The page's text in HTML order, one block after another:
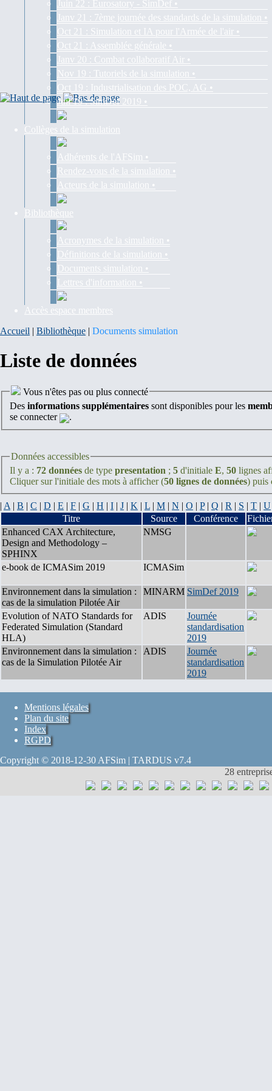
Juin 22 : Eurosatory - SimDef •
Janv 21 : 7ème journée des standards de la simulation •
Oct 21 : Simulation et IA pour l'Armée de l'air •
Oct 21 : Assemblée générale •
Janv 20 : Combat collaboratif Air •
Nov 19 : Tutoriels de la simulation •
Oct 19 : Industrialisation des POC, AG •
Juil 19 : SimDef 2019 •
Collèges de la simulation
Adhérents de l'AFSim •
Rendez-vous de la simulation •
Acteurs de la simulation •
Bibliothèque
Acronymes de la simulation •
Définitions de la simulation •
Documents simulation •
Lettres d'information •
Accès espace membres
Accueil | Bibliothèque | Documents simulation
Liste de données
Vous n'êtes pas ou plus connecté
Des informations supplémentaires sont disponibles pour les
se connecter
.
Données accessibles
Il y a : 72 données de type presentation ; 5 d'initiale E, 50 lignes
Cliquer sur l'initiale des mots à afficher (50 lignes de données) puis
| A | B | C | D | E | F | G | H | I | J | K | L | M | N | O | P| Q | R | S | T | U
Titre
Source Conférence
Enhanced CAX Architecture,
Design and Methodology –
SPHINX
NMSG
e-book de ICMASim 2019 ICMASim
Environnement dans la simulation :
cas de la simulation Pilotée Air
MINARM SimDef 2019
Evolution of NATO Standards for
Federated Simulation (Standard
HLA)
ADIS
Journée
standardisation
2019
Environnement dans la simulation :
cas de la Simulation Pilotée Air
ADIS
Journée
standardisation
2019
Mentions légales
Plan du site
Index
RGPD
Copyright © 2018-12-30 AFSim | TARDUS v7.4
28